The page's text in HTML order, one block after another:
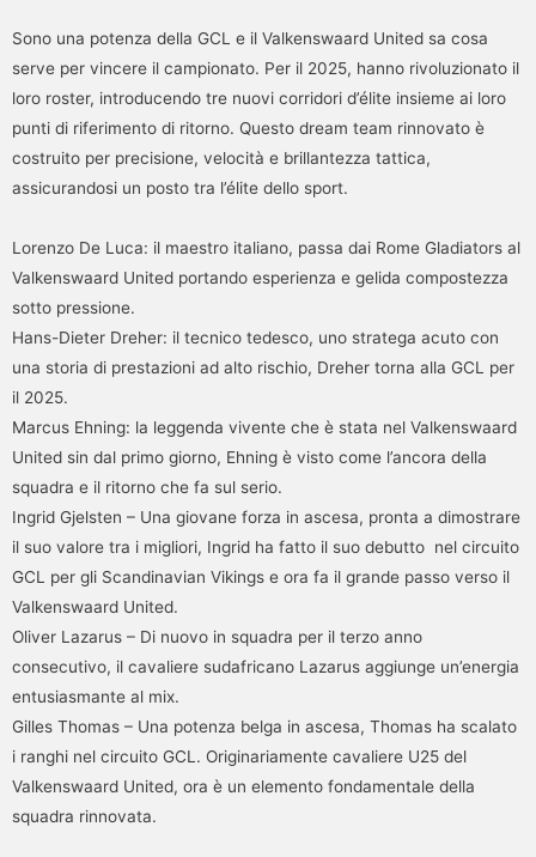
Sono una potenza della GCL e il Valkenswaard United sa cosa
serve per vincere il campionato. Per il 2025, hanno rivoluzionato il
loro roster, introducendo tre nuovi corridori d’élite insieme ai loro
punti di riferimento di ritorno. Questo dream team rinnovato è
costruito per precisione, velocità e brillantezza tattica,
assicurandosi un posto tra l’élite dello sport.
Lorenzo De Luca: il maestro italiano, passa dai Rome Gladiators al
Valkenswaard United portando esperienza e gelida compostezza
sotto pressione.
Hans-Dieter Dreher: il tecnico tedesco, uno stratega acuto con
una storia di prestazioni ad alto rischio, Dreher torna alla GCL per
il 2025.
Marcus Ehning: la leggenda vivente che è stata nel Valkenswaard
United sin dal primo giorno, Ehning è visto come l’ancora della
squadra e il ritorno che fa sul serio.
Ingrid Gjelsten – Una giovane forza in ascesa, pronta a dimostrare
il suo valore tra i migliori, Ingrid ha fatto il suo debutto nel circuito
GCL per gli Scandinavian Vikings e ora fa il grande passo verso il
Valkenswaard United.
Oliver Lazarus – Di nuovo in squadra per il terzo anno
consecutivo, il cavaliere sudafricano Lazarus aggiunge un’energia
entusiasmante al mix.
Gilles Thomas – Una potenza belga in ascesa, Thomas ha scalato
i ranghi nel circuito GCL. Originariamente cavaliere U25 del
Valkenswaard United, ora è un elemento fondamentale della
squadra rinnovata.